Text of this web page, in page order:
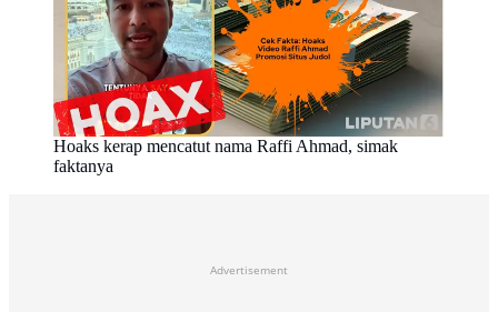
Hoaks kerap mencatut nama Raffi Ahmad, simak
faktanya
Advertisement